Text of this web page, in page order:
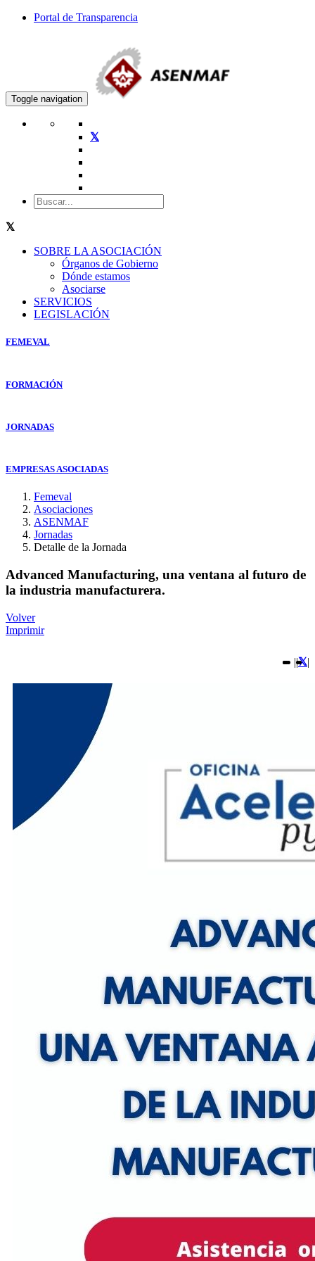
Portal de Transparencia
Toggle navigation
SOBRE LA ASOCIACIÓN
Órganos de Gobierno
Dónde estamos
Asociarse
SERVICIOS
LEGISLACIÓN
FEMEVAL
FORMACIÓN
JORNADAS
EMPRESAS ASOCIADAS
Femeval
Asociaciones
ASENMAF
Jornadas
Detalle de la Jornada
Advanced Manufacturing, una ventana al futuro de
la industria manufacturera.
Volver
Imprimir
|| |